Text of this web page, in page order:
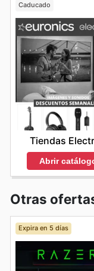
Caducado
Tiendas
Abrir
Otras
Expira en 5 días